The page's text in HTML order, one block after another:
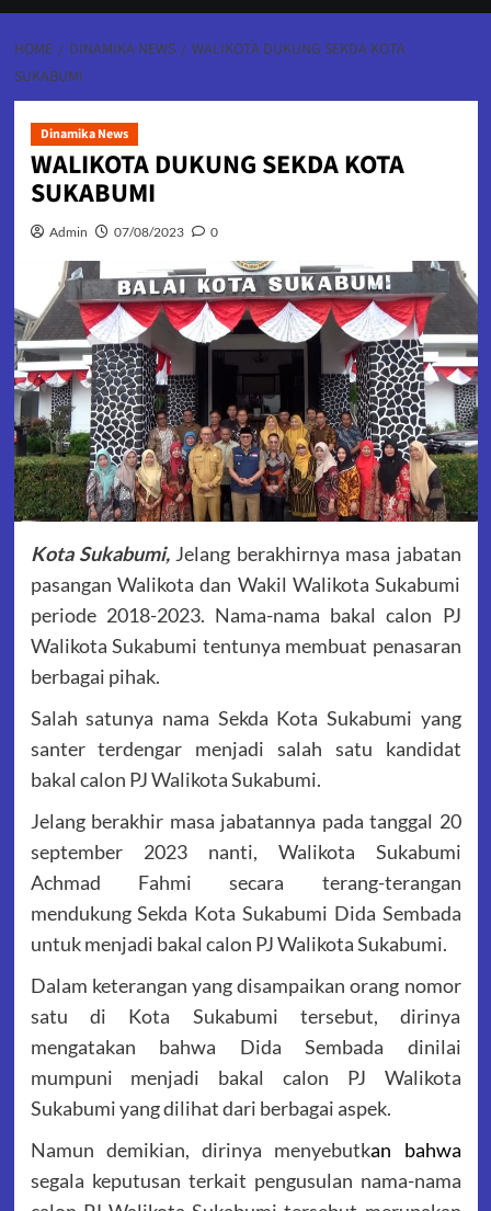
HOME DINAMIKA NEWS
WALIKOTA DUKUNG SEKDA KOTA
SUKABUMI
Dinamika News
WALIKOTA DUKUNG SEKDA KOTA
SUKABUMI
Admin 07/08/2023 0
Kota Sukabumi,Jelang berakhirnya masa jabatan
pasangan Walikota dan Wakil Walikota Sukabumi
periode 2018-2023. Nama-nama bakal calon PJ
Walikota Sukabumi tentunya membuat penasaran
berbagai pihak.
Salah satunya nama Sekda Kota Sukabumi yang
santer terdengar menjadi salah satu kandidat
bakal calon PJ Walikota Sukabumi.
Jelang berakhir masa jabatannya pada tanggal 20
september 2023 nanti, Walikota Sukabumi
Achmad Fahmi secara terang-terangan
mendukung Sekda Kota Sukabumi Dida Sembada
untuk menjadi bakal calon PJ Walikota Sukabumi.
Dalam keterangan yang disampaikan orang nomor
satu di Kota Sukabumi tersebut, dirinya
mengatakan bahwa Dida Sembada dinilai
mumpuni menjadi bakal calon PJ Walikota
Sukabumi yang dilihat dari berbagai aspek.
Namun demikian, dirinya menyebutkan bahwa
segala keputusan terkait pengusulan nama-nama